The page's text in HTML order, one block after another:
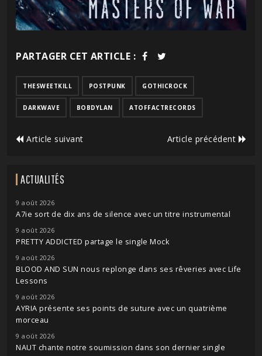
PARTAGER CET ARTICLE :
THESWEETKILL POSTPUNK GOTHICROCK
DARKWAVE BOBDYLAN ATOFFACTRECORDS
Article suivant Article précédent
ACTUALITÉS
9 août 2026
A7ie sort de dix ans de silence avec un titre instrumental
9 août 2026
PRETTY ADDICTED partage le single Mock
9 août 2026
BLOOD AND SUN nous replonge dans ses rêveries avec Life
Lessons
9 août 2026
AYRIA présente ses points de suture avec un quatrième
morceau
9 août 2026
NAUT chante notre soumission dans son dernier single